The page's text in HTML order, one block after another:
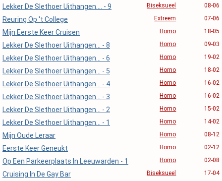
Lekker De Slethoer Uithangen.... - 9 Biseksueel 08-06
Reuring Op 't College Extreem 07-06
Mijn Eerste Keer Cruisen Homo 18-05
Lekker De Slethoer Uithangen... - 8 Homo 09-03
Lekker De Slethoer Uithangen... - 6 Homo 19-02
Lekker De Slethoer Uithangen... - 5 Homo 18-02
Lekker De Slethoer Uithangen... - 4 Homo 16-02
Lekker De Slethoer Uithangen... - 3 Homo 16-02
Lekker De Slethoer Uithangen... - 2 Homo 15-02
Lekker De Slethoer Uithangen... - 1 Homo 14-02
Mijn Oude Leraar Homo 08-12
Eerste Keer Geneukt Homo 02-12
Op Een Parkeerplaats In Leeuwarden - 1 Homo 02-08
Cruising In De Gay Bar Biseksueel 17-04